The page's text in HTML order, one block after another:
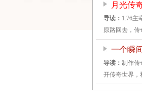
月光传
导读： 1.76主
原路回去，
一个瞬
导读： 制作传
开传奇世界，